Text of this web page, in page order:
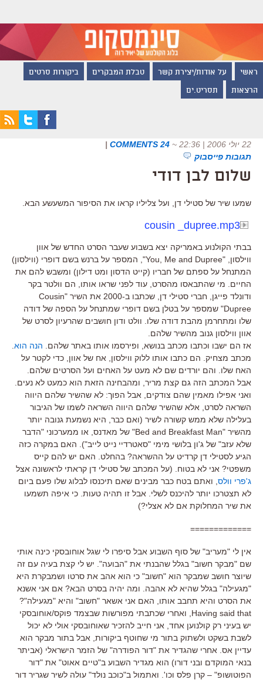
ראשי על אודות/יצירת קשר טבלת המבקרים ביקורות סרטים
הרצאות תסריט.ים
22 יולי 2006 | 22:36 ~
24 COMMENTS
|
תגובות פייסבוק
שלום לבן דודי
שמעו שיר של סטילי דן, ועל צליליו קראו את הסיפור המשעשע הבא.
cousin _dupree.mp3
בבתי הקולנוע באמריקה יצא בשבוע שעבר הסרט החדש של אוון
ווילסון, "You, Me and Dupree", המספר על ברנש בשם דופרי (ווילסון)
המתנחל על ספתם של חבריו (קייט הדסון ומט דילון) ומשבש להם את
החיים. מי שהתבאסו מהסרט, עוד לפני שראו אותו, הם וולטר בקר
ודונלד פייגן, חברי סטילי דן, שכתבו ב-2000 את השיר "Cousin
Dupree" שמספר על בטלן בשם דופרי שמתנחל על הספה של דודה
שלו ומתחרמן מהבת דודה שלו. וולט ודון חושבים שהרעיון לסרט של
אוון ווילסון גנוב מהשיר שלהם.
אז הם ישבו וכתבו מכתב בנושא, ופירסמו אותו באתר שלהם. הנה הוא
מכתב מצחיק. הם כתבו אותו ללוק ווילסון, אח של אוון, כדי לקטר על
האח שלו. והם יורדים שם לא מעט על האחים ועל הסרטים שלהם.
אבל המכתב הזה גם קצת מריר, ומהבחינה הזאת הוא כמעט לא נעים.
ואני אפילו מאמין שהם צודקים, אבל הפוך: לא שהשיר שלהם היווה
השראה לסרט, אלא שהשיר שלהם היווה השראה לשמו של הגיבור
בעלילה שלא ממש קשורה לשיר (ואם כבר, היא נשמעת גנובה יותר
מהשיר "Bed and Breakfast Man" של מאדנס, או ממערכוני "הדבר
שלא עזב" של ג'ון בלושי מימי "סאטרדיי נייט לייב"). האם במקרה כזה
הגיע לסטילי דן קרדיט על ההשראה? בהחלט. האם יש להם קייס
משפטי? אני לא בטוח. (על המכתב של סטילי דן קראתי לראשונה אצל
ג'פרי וולס , ואתם בטח כבר מבינים שאם תיכנסו לבלוג שלו פעם ביום
לא תצטרכו יותר להיכנס לשלי. אבל זו תהיה טעות. כי איפה תשמעו
את שיר המחלוקת אם לא אצלי?)
=============
אין לי "מעריב" של סוף השבוע אבל סיפרו לי שגל אוחובסקי כינה אותי
שם "מבקר חשוב" בגלל שהבנתי את "הבועה". יש לי קצת בעיה עם זה
שיוצר חושב שמבקר הוא "חשוב" כי הוא אהב את סרטו ושמבקרת היא
"מגעילה" בגלל שהיא לא אהבה. ומה יהיה בסרט הבא? אם אני אשנא
את הסרט והיא תחבב אותו, האם אני אשאר "חשוב" והיא "מגעילה"?
Having said that, ואחרי שכתבתי מפורשות שבצמד פוקס/אוחובסקי
יש בעיני רק קולנוען אחד, אני חייב להזכיר שאוחובסקי אולי לא יכול
לשבת בשקט ולשתוק בתור מי שחוטף ביקורות, אבל בתור מבקר הוא
עדיין אס. אחרי שהגדיר את "דור הפודרה" של הזמר הישראלי (אביתר
בנאי המוקדם ובני דורו) הוא מגדיר השבוע ב"טיים אאוט" את "דור
הפוטושופ" – קרן פלס וכו'. ואתמול ב"כוכב נולד" עולה לשיר שגריר דור